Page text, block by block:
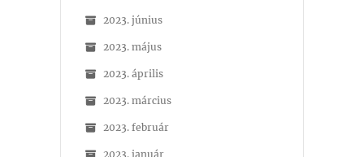
2023. június
2023. május
2023. április
2023. március
2023. február
2023. január